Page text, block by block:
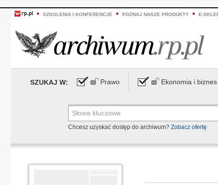
SZKOLENIA I KONFERENCJE POZNAJ NASZE PRODUKTY E-
SZUKAJ W: Prawo Ekonomia i biznes
Chcesz uzyskać dostęp do archiwum? Zobacz ofertę